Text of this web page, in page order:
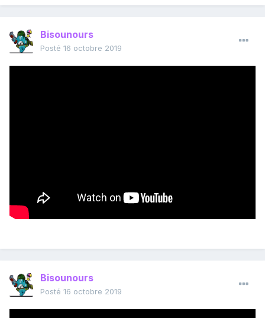
Bisounours
Posté 16 octobre 2019
Bisounours
Posté 16 octobre 2019